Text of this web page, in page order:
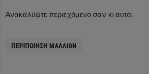
Ανακαλύψτε περιεχόμενο σαν κι αυτό:
ΠΕΡΙΠΟΊΗΣΗ ΜΑΛΛΙΏΝ